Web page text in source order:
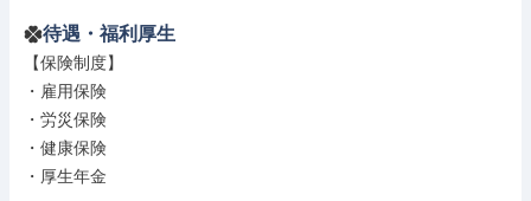
待遇・福利厚生
【保険制度】
・雇用保険
・労災保険
・健康保険
・厚生年金